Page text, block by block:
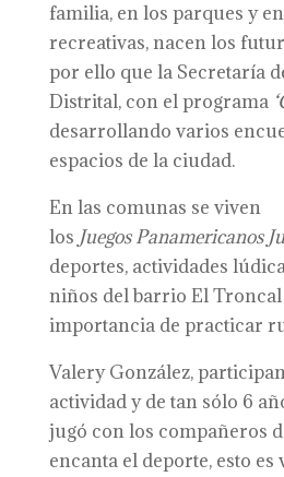
familia, en los parques y
recreativas, nacen los
por ello que la Secretaría
Distrital, con el programa
desarrollando varios
espacios de la ciudad.
En las comunas se viven
los JuegosPanamericanos
deportes, actividades
niños del barrio El
importancia de practicar
Valery González,
actividad y de tan sólo 6
jugó con los compañeros
encanta el deporte, esto